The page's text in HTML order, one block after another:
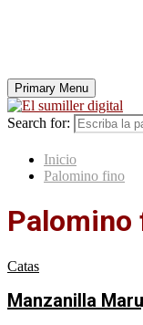
Primary Menu
Search for:
Inicio
Palomino fino
Palomino
Catas
Manzanilla